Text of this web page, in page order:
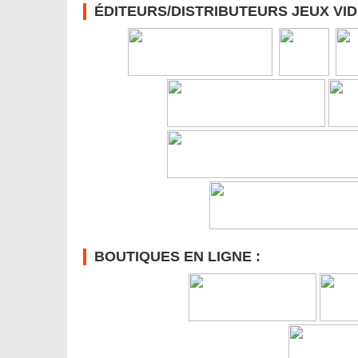
ÉDITEURS/DISTRIBUTEURS JEUX
BOUTIQUES EN LIGNE :